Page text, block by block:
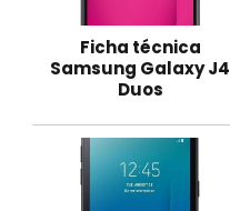
Ficha técnica
Samsung Galaxy J4
Duos